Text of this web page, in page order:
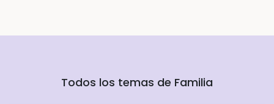
Todos los temas de Familia